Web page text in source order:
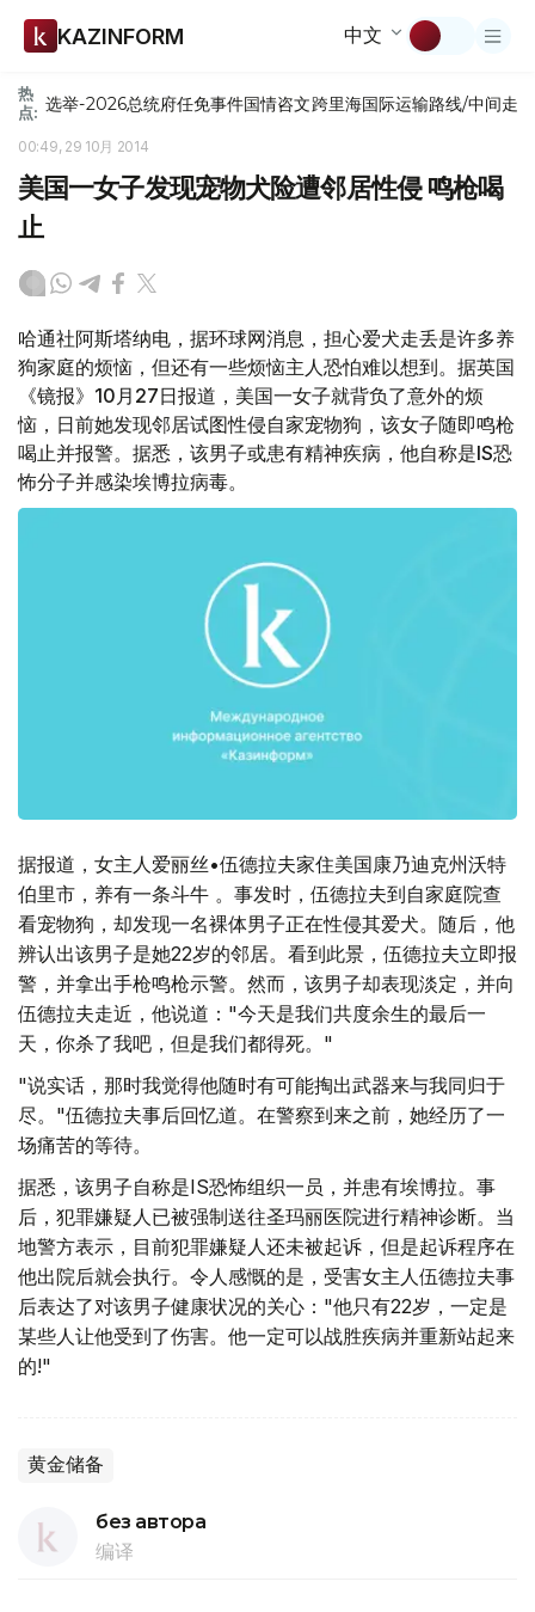
KAZINFORM 中文
热
点: 选举-2026总统府任免事件国情咨文跨里海国际运输路线/中间走廊
00:49, 29 10月 2014
美国一女子发现宠物犬险遭邻居性侵 鸣枪喝
止
哈通社阿斯塔纳电，据环球网消息，担心爱犬走丢是许多养
狗家庭的烦恼，但还有一些烦恼主人恐怕难以想到。据英国
《镜报》10月27日报道，美国一女子就背负了意外的烦
恼，日前她发现邻居试图性侵自家宠物狗，该女子随即鸣枪
喝止并报警。据悉，该男子或患有精神疾病，他自称是IS恐
怖分子并感染埃博拉病毒。
据报道，女主人爱丽丝•伍德拉夫家住美国康乃迪克州沃特
伯里市，养有一条斗牛 。事发时，伍德拉夫到自家庭院查
看宠物狗，却发现一名裸体男子正在性侵其爱犬。随后，他
辨认出该男子是她22岁的邻居。看到此景，伍德拉夫立即报
警，并拿出手枪鸣枪示警。然而，该男子却表现淡定，并向
伍德拉夫走近，他说道："今天是我们共度余生的最后一
天，你杀了我吧，但是我们都得死。"
"说实话，那时我觉得他随时有可能掏出武器来与我同归于
尽。"伍德拉夫事后回忆道。在警察到来之前，她经历了一
场痛苦的等待。
据悉，该男子自称是IS恐怖组织一员，并患有埃博拉。事
后，犯罪嫌疑人已被强制送往圣玛丽医院进行精神诊断。当
地警方表示，目前犯罪嫌疑人还未被起诉，但是起诉程序在
他出院后就会执行。令人感慨的是，受害女主人伍德拉夫事
后表达了对该男子健康状况的关心："他只有22岁，一定是
某些人让他受到了伤害。他一定可以战胜疾病并重新站起来
的!"
黄金储备
без автора
编译